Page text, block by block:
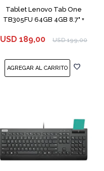
Tablet Lenovo Tab One
TB305FU 64GB 4GB 8.7" +
USD 189,00 USD 199,00